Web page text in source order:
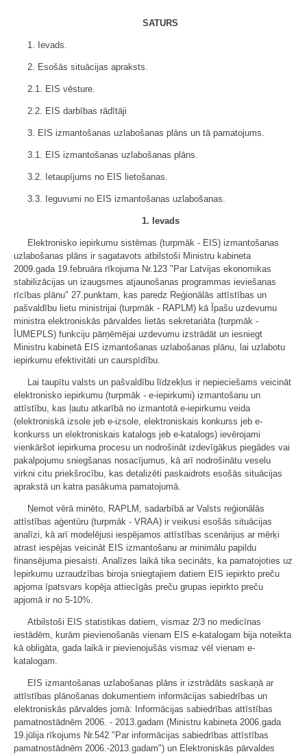
SATURS
1. Ievads.
2. Esošās situācijas apraksts.
2.1. EIS vēsture.
2.2. EIS darbības rādītāji
3. EIS izmantošanas uzlabošanas plāns un tā pamatojums.
3.1. EIS izmantošanas uzlabošanas plāns.
3.2. Ietaupījums no EIS lietošanas.
3.3. Ieguvumi no EIS izmantošanas uzlabošanas.
1. Ievads
Elektronisko iepirkumu sistēmas (turpmāk - EIS) izmantošanas
uzlabošanas plāns ir sagatavots atbilstoši Ministru kabineta
2009.gada 19.februāra rīkojuma Nr.123 "Par Latvijas ekonomikas
stabilizācijas un izaugsmes atjaunošanas programmas ieviešanas
rīcības plānu" 27.punktam, kas paredz Reģionālās attīstības un
pašvaldību lietu ministrijai (turpmāk - RAPLM) kā Īpašu uzdevumu
ministra elektroniskās pārvaldes lietās sekretariāta (turpmāk -
ĪUMEPLS) funkciju pārņēmējai uzdevumu izstrādāt un iesniegt
Ministru kabinetā EIS izmantošanas uzlabošanas plānu, lai uzlabotu
iepirkumu efektivitāti un caurspīdību.
Lai taupītu valsts un pašvaldību līdzekļus ir nepieciešams veicināt
elektronisko iepirkumu (turpmāk - e-iepirkumi) izmantošanu un
attīstību, kas ļautu atkarībā no izmantotā e-iepirkumu veida
(elektroniskā izsole jeb e-izsole, elektroniskais konkurss jeb e-
konkurss un elektroniskais katalogs jeb e-katalogs) ievērojami
vienkāršot iepirkuma procesu un nodrošināt izdevīgākus piegādes vai
pakalpojumu sniegšanas nosacījumus, kā arī nodrošinātu veselu
virkni citu priekšrocību, kas detalizēti paskaidrots esošās situācijas
aprakstā un katra pasākuma pamatojumā.
Ņemot vērā minēto, RAPLM, sadarbībā ar Valsts reģionālās
attīstības aģentūru (turpmāk - VRAA) ir veikusi esošās situācijas
analīzi, kā arī modelējusi iespējamos attīstības scenārijus ar mērķi
atrast iespējas veicināt EIS izmantošanu ar minimālu papildu
finansējuma piesaisti. Analīzes laikā tika secināts, ka pamatojoties uz
Iepirkumu uzraudzības biroja sniegtajiem datiem EIS iepirkto preču
apjoma īpatsvars kopēja attiecīgās preču grupas iepirkto preču
apjomā ir no 5-10%.
Atbilstoši EIS statistikas datiem, vismaz 2/3 no medicīnas
iestādēm, kurām pievienošanās vienam EIS e-katalogam bija noteikta
kā obligāta, gada laikā ir pievienojušās vismaz vēl vienam e-
katalogam.
EIS izmantošanas uzlabošanas plāns ir izstrādāts saskaņā ar
attīstības plānošanas dokumentiem informācijas sabiedrības un
elektroniskās pārvaldes jomā: Informācijas sabiedrības attīstības
pamatnostādnēm 2006. - 2013.gadam (Ministru kabineta 2006.gada
19.jūlija rīkojums Nr.542 "Par informācijas sabiedrības attīstības
pamatnostādnēm 2006.-2013.gadam") un Elektroniskās pārvaldes